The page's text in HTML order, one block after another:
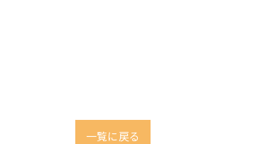
一覧に戻る